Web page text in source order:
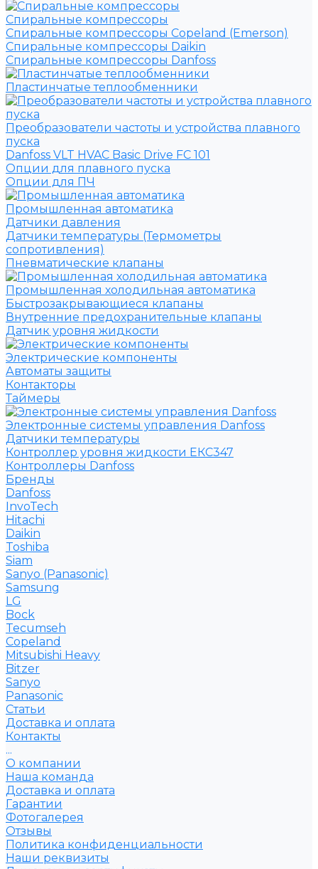
Спиральные компрессоры
Спиральные компрессоры Copeland (Emerson)
Спиральные компрессоры Daikin
Спиральные компрессоры Danfoss
Пластинчатые теплообменники
Преобразователи частоты и устройства плавного
пуска
Danfoss VLT HVAC Basic Drive FC 101
Опции для плавного пуска
Опции для ПЧ
Промышленная автоматика
Датчики давления
Датчики температуры (Термометры
сопротивления)
Пневматические клапаны
Промышленная холодильная автоматика
Быстрозакрывающиеся клапаны
Внутренние предохранительные клапаны
Датчик уровня жидкости
Электрические компоненты
Автоматы защиты
Контакторы
Таймеры
Электронные системы управления Danfoss
Датчики температуры
Контроллер уровня жидкости ЕКС347
Контроллеры Danfoss
Бренды
Danfoss
InvoTech
Hitachi
Daikin
Toshiba
Siam
Sanyo (Panasonic)
Samsung
LG
Bock
Tecumseh
Copeland
Mitsubishi Heavy
Bitzer
Sanyo
Рanasonic
Статьи
Доставка и оплата
Контакты
...
О компании
Наша команда
Доставка и оплата
Гарантии
Фотогалерея
Отзывы
Политика конфиденциальности
Наши реквизиты